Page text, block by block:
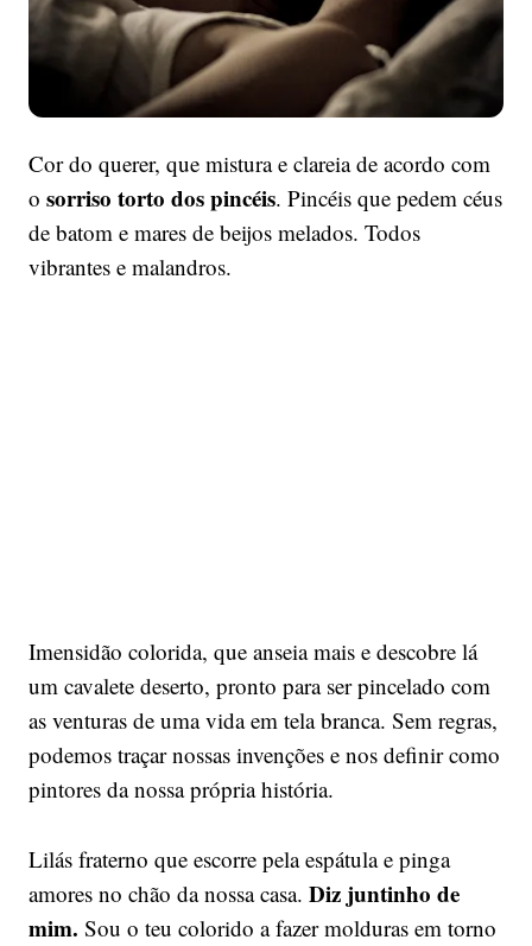
Cor do querer, que mistura e clareia de acordo com
o sorriso torto dos pincéis. Pincéis que pedem céus
de batom e mares de beijos melados. Todos
vibrantes e malandros.
Imensidão colorida, que anseia mais e descobre lá
um cavalete deserto, pronto para ser pincelado com
as venturas de uma vida em tela branca. Sem regras,
podemos traçar nossas invenções e nos definir como
pintores da nossa própria história.
Lilás fraterno que escorre pela espátula e pinga
amores no chão da nossa casa. Diz juntinho de
mim. Sou o teu colorido a fazer molduras em torno